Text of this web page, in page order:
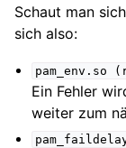
Schaut man
sich also:
pam_env.so
Ein Fehler
weiter zum